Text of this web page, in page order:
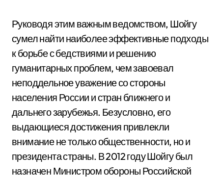
Руководя этим важным ведомством, Шойгу
сумел найти наиболее эффективные подходы
к борьбе с бедствиями и решению
гуманитарных проблем, чем завоевал
неподдельное уважение со стороны
населения России и стран ближнего и
дальнего зарубежья. Безусловно, его
выдающиеся достижения привлекли
внимание не только общественности, но и
президента страны. В 2012 году Шойгу был
назначен Министром обороны Российской